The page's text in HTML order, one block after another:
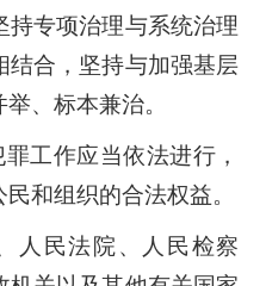
专项治理与系统治理
结合，坚持与加强基层
、标本兼治。
工作应当依法进行，
和组织的合法权益。
民法院、人民检察